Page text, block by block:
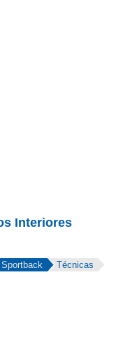
Interiores
Sportback Técnicas